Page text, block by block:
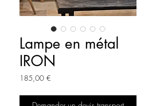
Lampe en métal
IRON
185,00 €Prix